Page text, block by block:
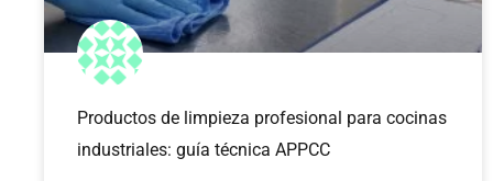
Productos de limpieza profesional para cocinas
industriales: guía técnica APPCC